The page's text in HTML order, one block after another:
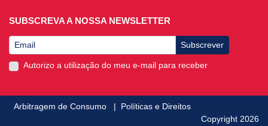
SUBSCREVA A NOSSA NEWSLETTER
Subscrever
Autorizo a utilização do meu e-mail para receber
Arbitragem de Consumo |
Políticas e Direitos
Copyright 2026